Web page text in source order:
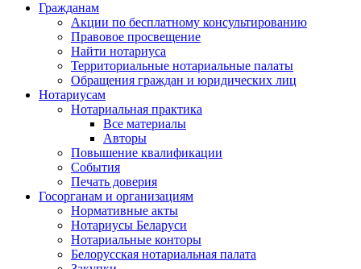
Гражданам
Акции по бесплатному консультированию
Правовое просвещение
Найти нотариуса
Территориальные нотариальные палаты
Обращения граждан и юридических лиц
Нотариусам
Нотариальная практика
Все материалы
Авторы
Повышение квалификации
События
Печать доверия
Госорганам и организациям
Нормативные акты
Нотариусы Беларуси
Нотариальные конторы
Белорусская нотариальная палата